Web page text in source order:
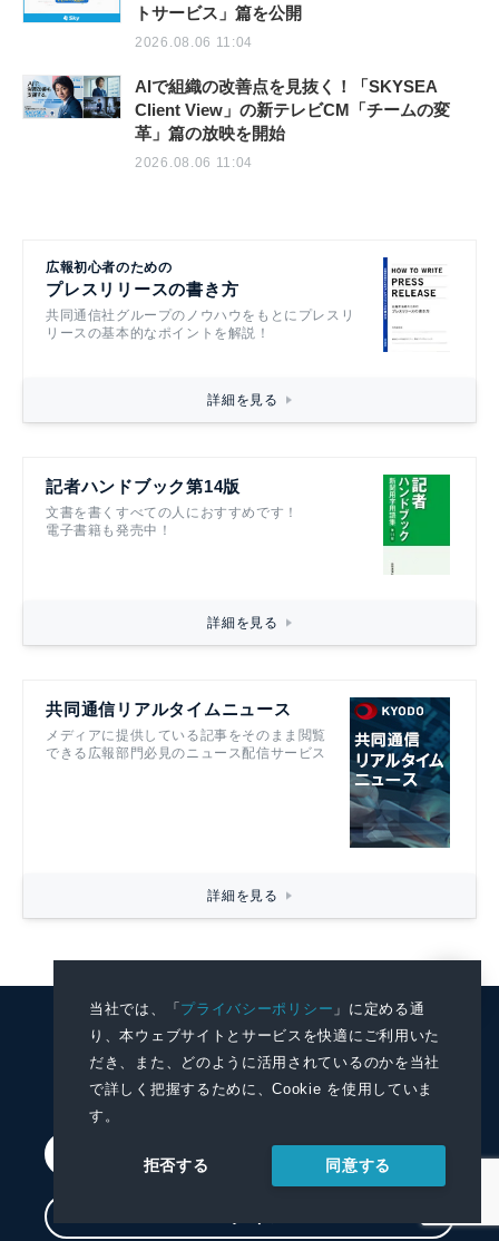
当社では、「プライバシーポリシー 」に定める通
り、本ウェブサイトとサービスを快適にご利用いた
だき、また、どのように活用されているのかを当社
で詳しく把握するために、Cookie を使用していま
す。
拒否する 同意する
トサービス」篇を公開
2026.08.06 11:04
AIで組織の改善点を見抜く！「SKYSEA
Client View」の新テレビCM「チームの変
革」篇の放映を開始
2026.08.06 11:04
広報初心者のための
プレスリリースの書き方
共同通信社グループのノウハウをもとにプレスリ
リースの基本的なポイントを解説！
詳細を見る
記者ハンドブック第14版
文書を書くすべての人におすすめです！
電子書籍も発売中！
詳細を見る
共同通信リアルタイムニュース
メディアに提供している記事をそのまま閲覧
できる広報部門必見のニュース配信サービス
詳細を見る
KYODO NEWS
PRWIRE
会員登録